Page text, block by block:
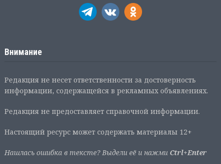
Внимание
Редакция не несет ответственности за достоверность
информации, содержащейся в рекламных объявлениях.
Редакция не предоставляет справочной информации.
Настоящий ресурс может содержать материалы 12+
Нашлась ошибка в тексте? Выдели её и нажми Ctrl+Enter